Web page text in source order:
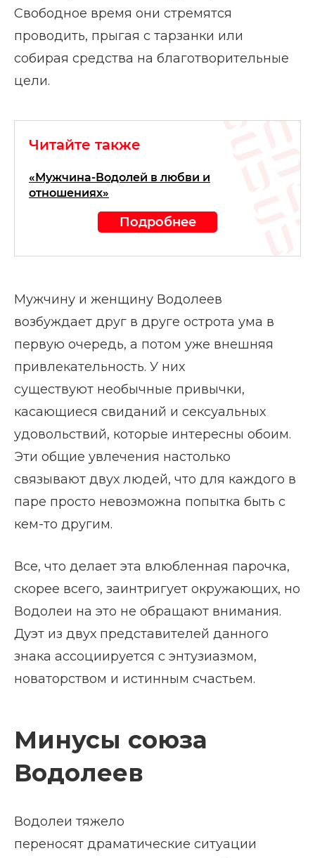
Свободное время они стремятся
проводить, прыгая с тарзанки или
собирая средства на благотворительные
цели.
Читайте также
«Мужчина-Водолей в любви и
отношениях»
Подробнее
Мужчину и женщину Водолеев
возбуждает друг в друге острота ума в
первую очередь, а потом уже внешняя
привлекательность. У них
существуют необычные привычки,
касающиеся свиданий и сексуальных
удовольствий, которые интересны обоим.
Эти общие увлечения настолько
связывают двух людей, что для каждого в
паре просто невозможна попытка быть с
кем-то другим.
Все, что делает эта влюбленная парочка,
скорее всего, заинтригует окружающих, но
Водолеи на это не обращают внимания.
Дуэт из двух представителей данного
знака ассоциируется с энтузиазмом,
новаторством и истинным счастьем.
Минусы союза
Водолеев
Водолеи тяжело
переносят драматические ситуации